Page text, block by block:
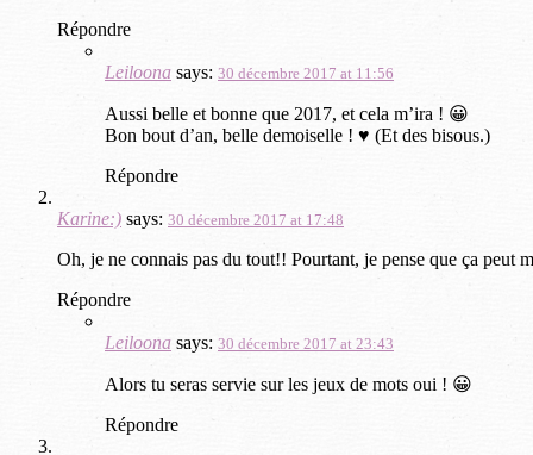
Répondre
Leiloona says: 30 décembre 2017 at 11:56
Aussi belle et bonne que 2017, et cela m’ira ! 😀
Bon bout d’an, belle demoiselle ! ♥ (Et des bisous.)
Répondre
Karine:) says: 30 décembre 2017 at 17:48
Oh, je ne connais pas du tout!! Pourtant, je pense que ça peut
Répondre
Leiloona says: 30 décembre 2017 at 23:43
Alors tu seras servie sur les jeux de mots oui ! 😀
Répondre